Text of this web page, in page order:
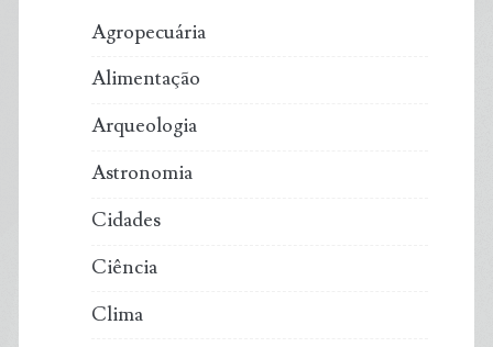
Agropecuária
Alimentação
Arqueologia
Astronomia
Cidades
Ciência
Clima